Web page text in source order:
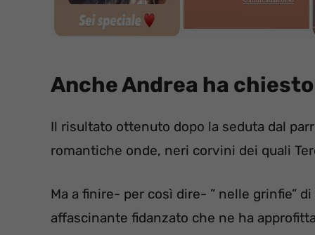
Anche Andrea ha
Il risultato ottenuto dopo la seduta dal
romantiche onde, neri corvini dei quali
Ma a finire- per così dire- ” nelle grinfie” di
affascinante fidanzato che ne ha